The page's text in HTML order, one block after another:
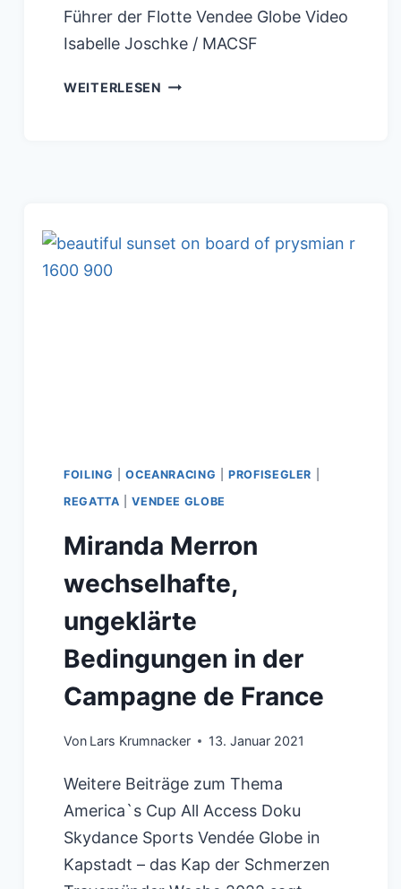
Führer der Flotte Vendee Globe Video
Isabelle Joschke / MACSF
WEITERLESEN DALIN
!
FOILING |OCEANRACING |PROFISEGLER
REGATTA |VENDEE GLOBE
Miranda Merron
wechselhafte,
ungeklärte
Bedingungen in der
Campagne de France
Von Lars Krumnacker 13. Januar 2021
Weitere Beiträge zum Thema
America`s Cup All Access Doku
Skydance Sports Vendée Globe in
Kapstadt – das Kap der Schmerzen